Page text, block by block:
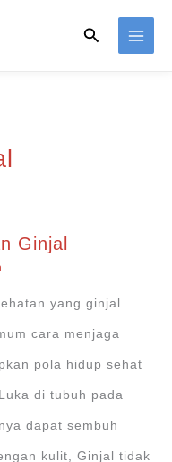
Search
Ginjal
yang ginjal
cara menjaga
pola hidup sehat
di tubuh pada
dapat sembuh
kulit, Ginjal tidak